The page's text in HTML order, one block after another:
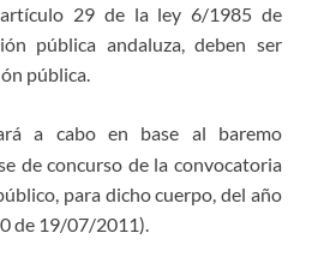
29 de la ley 6/1985 de
pública andaluza, deben ser
pública.
a cabo en base al baremo
de concurso de la convocatoria
para dicho cuerpo, del año
de 19/07/2011).